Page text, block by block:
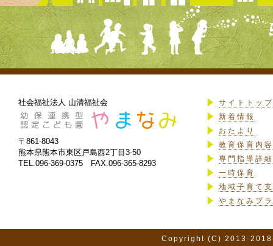
社会福祉法人 山清福祉会
〒861-8043
熊本県熊本市東区戸島西2丁目3-50
TEL.096-369-0375 FAX.096-365-8293
サイトトップ
新着情報
おたより
教育保育内
専門指導詳細
一時保育
地域子育て
やまなみプ
Copyright (C) 2013-